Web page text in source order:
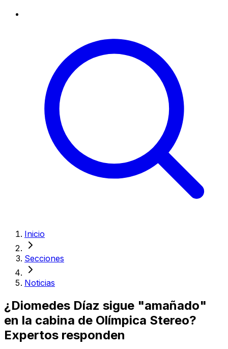
Inicio
Secciones
Noticias
¿Diomedes Díaz sigue "amañado"
en la cabina de Olímpica Stereo?
Expertos responden